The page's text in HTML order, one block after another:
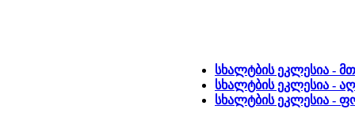
სხალტბის ეკლესია -
სხალტბის ეკლესია -
სხალტბის ეკლესია -